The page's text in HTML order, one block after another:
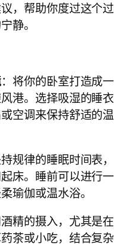
，帮助你度过这个过
静。
：将你的卧室打造成一
港。选择吸湿的睡衣
空调来保持舒适的温
规律的睡眠时间表，
床。睡前可以进行一
瑜伽或温水浴。
精的摄入，尤其是在
茶或小吃，结合复杂